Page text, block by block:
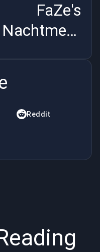
FaZe's
Nachtmerrie
Vernietigd |
Reddit